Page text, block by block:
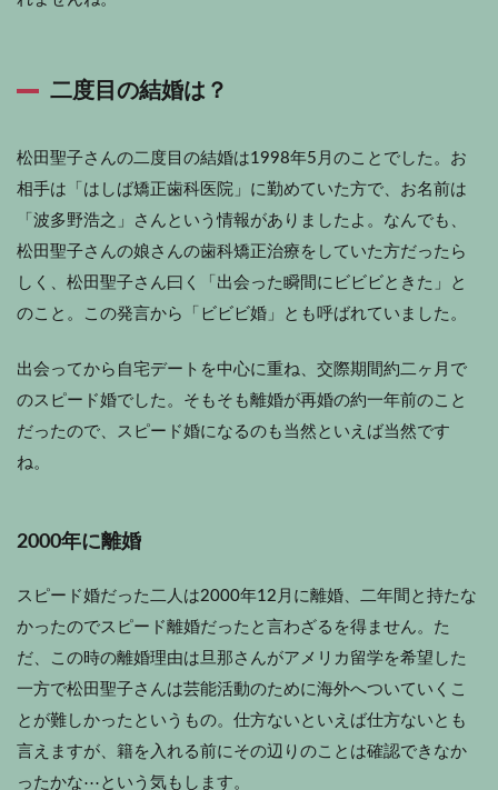
二度目の結婚は？
松田聖子さんの二度目の結婚は1998年5月のことでした。お
相手は「はしば矯正歯科医院」に勤めていた方で、お名前は
「波多野浩之」さんという情報がありましたよ。なんでも、
松田聖子さんの娘さんの歯科矯正治療をしていた方だったら
しく、松田聖子さん曰く「出会った瞬間にビビビときた」と
のこと。この発言から「ビビビ婚」とも呼ばれていました。
出会ってから自宅デートを中心に重ね、交際期間約二ヶ月で
のスピード婚でした。そもそも離婚が再婚の約一年前のこと
だったので、スピード婚になるのも当然といえば当然です
ね。
2000年に離婚
スピード婚だった二人は2000年12月に離婚、二年間と持たな
かったのでスピード離婚だったと言わざるを得ません。た
だ、この時の離婚理由は旦那さんがアメリカ留学を希望した
一方で松田聖子さんは芸能活動のために海外へついていくこ
とが難しかったというもの。仕方ないといえば仕方ないとも
言えますが、籍を入れる前にその辺りのことは確認できなか
ったかな⋯という気もします。